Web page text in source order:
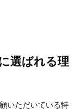
選ばれる理
いただいている特